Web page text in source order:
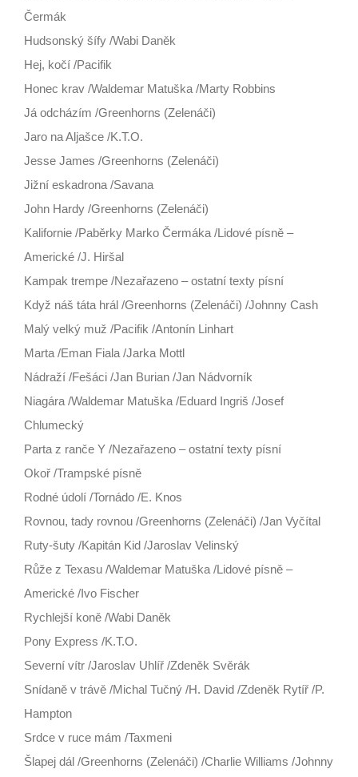
Čermák
Hudsonský šífy /Wabi Daněk
Hej, kočí /Pacifik
Honec krav /Waldemar Matuška /Marty Robbins
Já odcházím /Greenhorns (Zelenáči)
Jaro na Aljašce /K.T.O.
Jesse James /Greenhorns (Zelenáči)
Jižní eskadrona /Savana
John Hardy /Greenhorns (Zelenáči)
Kalifornie /Paběrky Marko Čermáka /Lidové písně –
Americké /J. Hiršal
Kampak trempe /Nezařazeno – ostatní texty písní
Když náš táta hrál /Greenhorns (Zelenáči) /Johnny Cash
Malý velký muž /Pacifik /Antonín Linhart
Marta /Eman Fiala /Jarka Mottl
Nádraží /Fešáci /Jan Burian /Jan Nádvorník
Niagára /Waldemar Matuška /Eduard Ingriš /Josef
Chlumecký
Parta z ranče Y /Nezařazeno – ostatní texty písní
Okoř /Trampské písně
Rodné údolí /Tornádo /E. Knos
Rovnou, tady rovnou /Greenhorns (Zelenáči) /Jan Vyčítal
Ruty-šuty /Kapitán Kid /Jaroslav Velinský
Růže z Texasu /Waldemar Matuška /Lidové písně –
Americké /Ivo Fischer
Rychlejší koně /Wabi Daněk
Pony Express /K.T.O.
Severní vítr /Jaroslav Uhlíř /Zdeněk Svěrák
Snídaně v trávě /Michal Tučný /H. David /Zdeněk Rytíř /P.
Hampton
Srdce v ruce mám /Taxmeni
Šlapej dál /Greenhorns (Zelenáči) /Charlie Williams /Johnny